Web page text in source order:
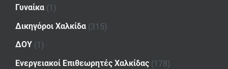
Γυναίκα (1)
Δικηγόροι Χαλκίδα (315)
ΔΟΥ (1)
Ενεργειακοί Επιθεωρητές Χαλκίδας (178)